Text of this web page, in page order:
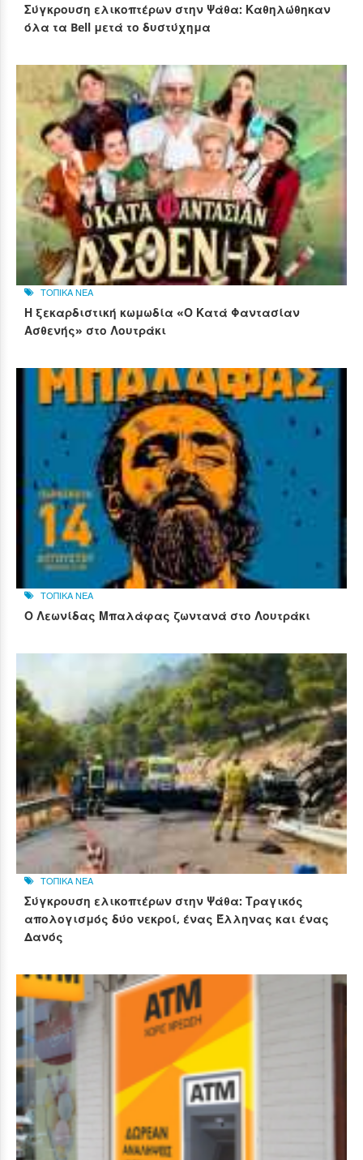
Σύγκρουση ελικοπτέρων στην Ψάθα: Καθηλώθηκαν
όλα τα Bell μετά το δυστύχημα
ΤΟΠΙΚΑ ΝΕΑ
Η ξεκαρδιστική κωμωδία «Ο Κατά Φαντασίαν
Ασθενής» στο Λουτράκι
ΤΟΠΙΚΑ ΝΕΑ
Ο Λεωνίδας Μπαλάφας ζωντανά στο Λουτράκι
ΤΟΠΙΚΑ ΝΕΑ
Σύγκρουση ελικοπτέρων στην Ψάθα: Τραγικός
απολογισμός δύο νεκροί, ένας Έλληνας και ένας
Δανός